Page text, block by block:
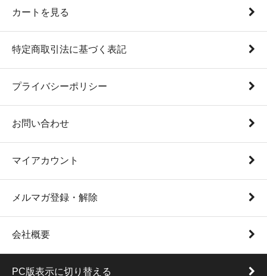
カートを見る
特定商取引法に基づく表記
プライバシーポリシー
お問い合わせ
マイアカウント
メルマガ登録・解除
会社概要
PC版表示に切り替える